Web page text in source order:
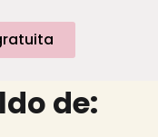
de: